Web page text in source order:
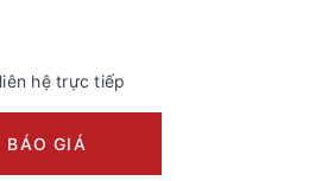
hệ trực tiếp
BÁO GIÁ